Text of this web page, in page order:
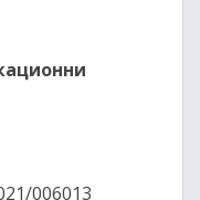
006013